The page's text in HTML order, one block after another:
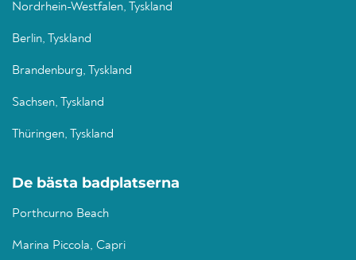
Nordrhein-Westfalen, Tyskland
Berlin, Tyskland
Brandenburg, Tyskland
Sachsen, Tyskland
Thüringen, Tyskland
De bästa badplatserna
Porthcurno Beach
Marina Piccola, Capri